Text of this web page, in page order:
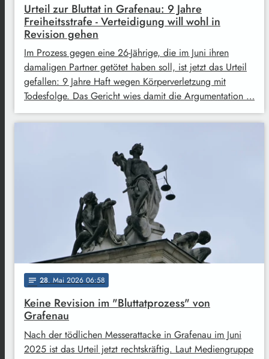
Urteil zur Bluttat in Grafenau: 9 Jahre
Freiheitsstrafe - Verteidigung will wohl in
Revision gehen
Im Prozess gegen eine 26-Jährige, die im Juni ihren
damaligen Partner getötet haben soll, ist jetzt das Urteil
gefallen: 9 Jahre Haft wegen Körperverletzung mit
Todesfolge. Das Gericht wies damit die Argumentation …
notes 28. Mai 2026 06:58
Keine Revision im "Bluttatprozess" von
Grafenau
Nach der tödlichen Messerattacke in Grafenau im Juni
2025 ist das Urteil jetzt rechtskräftig. Laut Mediengruppe